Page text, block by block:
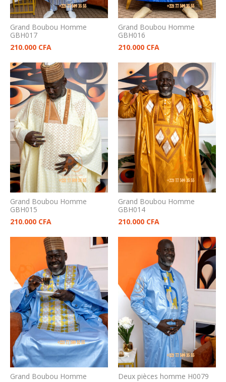
Grand Boubou Homme
GBH017
210.000 CFA
Grand Boubou Homme
GBH016
210.000 CFA
Grand Boubou Homme
GBH015
210.000 CFA
Grand Boubou Homme
GBH014
210.000 CFA
Grand Boubou Homme
Deux pièces homme H0079